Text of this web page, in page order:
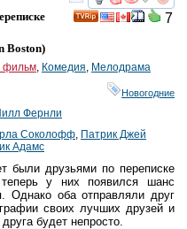
смотреть
7
Boston)
фильм, Комедия, Мелодрама
Новогодние
Фернли
Соколофф, Патрик Джей
Адамс
были друзьями по переписке
у них появился шанс
Однако оба отправляли друг
своих лучших друзей и
будет непросто.